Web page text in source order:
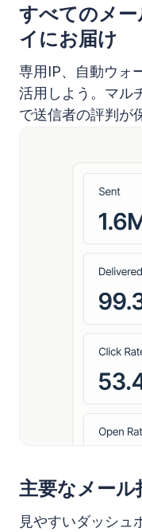
すべてのメ
イにお届け
専用IP、自動ウォ
活用しよう。マル
で送信者の評判が
主要なメール
見やすいダッシュ